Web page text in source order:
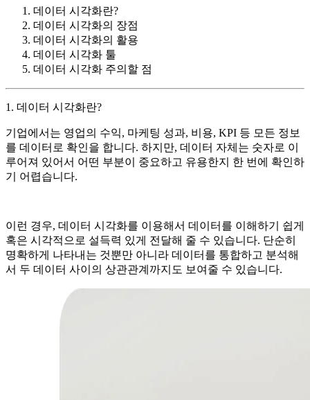
데이터 시각화란?
데이터 시각화의 장점
데이터 시각화의 활용
데이터 시각화 툴
데이터 시각화 주의할 점
1. 데이터 시각화란?
기업에서는 영업의 수익, 마케팅 성과, 비용, KPI 등 모든 정보
를 데이터로 확인을 합니다. 하지만, 데이터 자체는 숫자로 이
루어져 있어서 어떤 부분이 중요하고 유용한지 한 번에 확인하
기 어렵습니다.
이런 경우, 데이터 시각화를 이용해서 데이터를 이해하기 쉽게
혹은 시각적으로 설득력 있게 전달해 줄 수 있습니다. 단순히
명확하게 나타내는 것뿐만 아니라 데이터를 통합하고 분석해
서 두 데이터 사이의 상관관계까지도 보여줄 수 있습니다.